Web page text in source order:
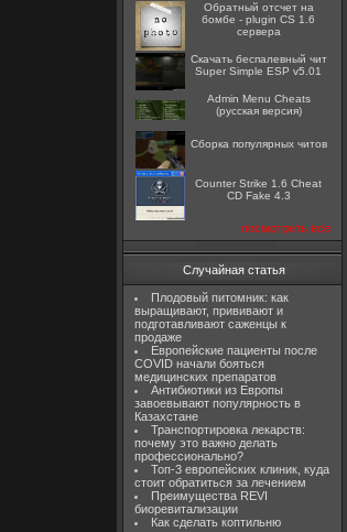
Обратный отсчет на
бомбе - plugin CS 1.6
сервера
Скачать беспалевный чит
Super Simple ESP v5.01
Admin Menu Cheats
(русская версия)
Сборка популярных читов
Counter Strike 1.6 Cheat
CD Fake 4.3
посмотреть все
Случайная статья
Плодовый питомник: как
выращивают, прививают и
подготавливают саженцы к
продаже
Европейские пациенты после
COVID начали бояться
медицинских препаратов
Антибиотики из Европы
завоевывают популярность в
Казахстане
Транспортировка лекарств:
почему это важно делать
профессионально?
Топ-3 европейских клиник, куда
стоит обратиться за лечением
Преимущества REVI
биоревитализации
Как сделать коптильню